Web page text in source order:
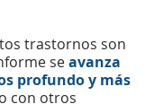
trastornos son
se avanza
profundo y más
con otros